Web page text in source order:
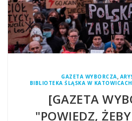
GAZETA WYBORCZA,
BIBLIOTEKA ŚLĄSKA W KATOWICACH
[GAZETA
"POWIEDZ,